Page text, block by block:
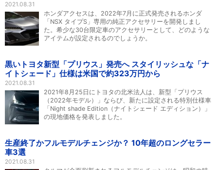
2021.08.31
ホンダアクセスは、2022年7月に正式発売されるホンダ
「NSX タイプS」専用の純正アクセサリーを開発しまし
た。希少な30台限定車のアクセサリーとして、どのような
アイテムが設定されるのでしょうか。
黒いトヨタ新型「プリウス」発売へ スタイリッシュな「ナ
イトシェード」仕様は米国で約323万円から
2021.08.31
2021年8月25日にトヨタの北米法人は、新型「プリウス
（2022年モデル）」ならび、新たに設定される特別仕様車
「Night shade Edition（ナイトシェード エディション）」
の現地価格を発表しました。
生産終了かフルモデルチェンジか？ 10年超のロングセラー
車3選
2021.08.31